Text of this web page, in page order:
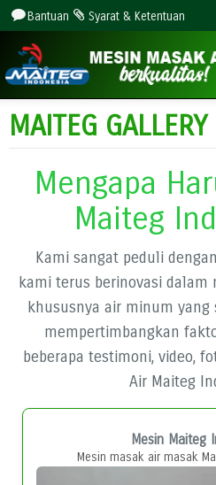
Bantuan Syarat & Ketentuan
TENTANG
LAYANAN
BERITA
GALLERY
HUBUNGI
082223219727
MAITEG GALLERY
Mengapa
Maiteg
Kami sangat peduli
kami terus berinovasi dalam
khususnya air minum yang
mempertimbangkan
beberapa testimoni, video,
Air Maiteg
Mesin Maiteg
Mesin masak air masak